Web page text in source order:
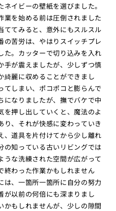
イビーの壁紙を選びました。
業を始める前は圧倒されました
ててみると、意外にもスルスル
の苦労は、やはりスイッチプレ
た。カッターで切り込みを入れ
手が震えましたが、少しずつ慎
綺麗に収めることができまし
てしまい、ポコポコと膨らんで
になりましたが、撫でバケで中
押し出していくと、魔法のよ
り、それが快感に変わっていき
、道具を片付けてから少し離れ
の知っている古いリビングでは
うな洗練された空間が広がって
終わった作業かもしれません
は、一箇所一箇所に自分の努力
が以前の何倍にも深まりまし
かもしれませんが、少しの隙間